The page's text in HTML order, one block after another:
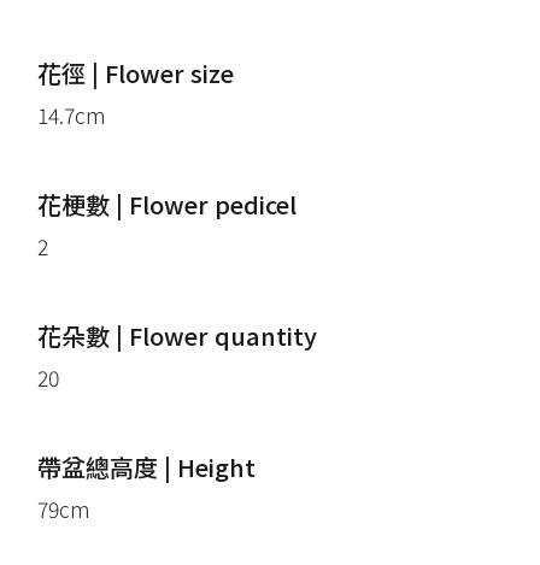
花徑 | Flower size
14.7cm
花梗數 | Flower pedicel
2
花朵數 | Flower quantity
20
帶盆總高度 | Height
79cm